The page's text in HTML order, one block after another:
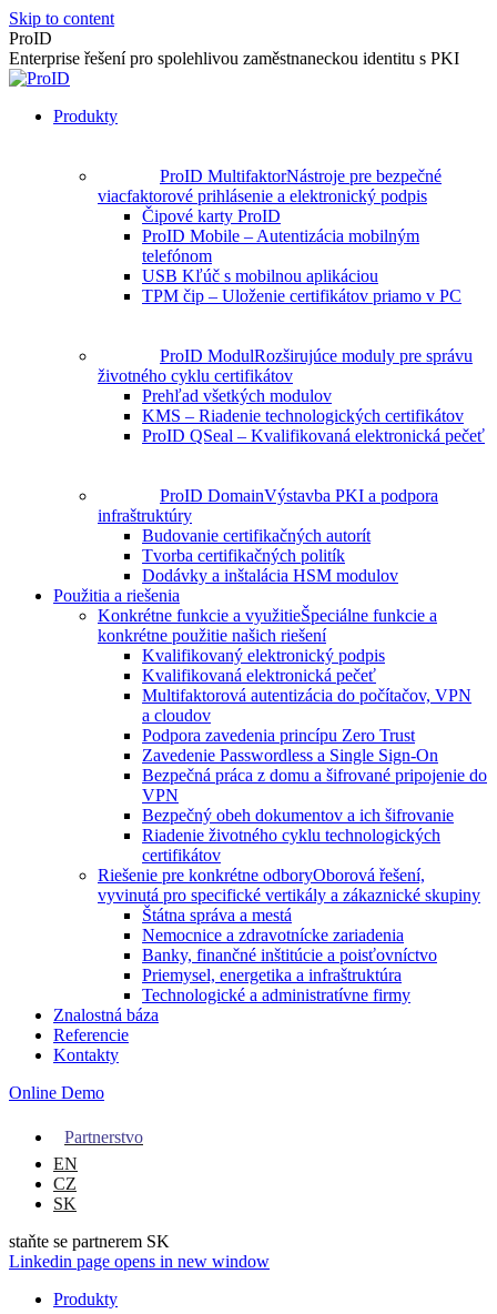
Skip to content
ProID
Enterprise řešení pro spolehlivou zaměstnaneckou identitu s PKI
Produkty
ProID MultifaktorNástroje pre bezpečné
viacfaktorové prihlásenie a elektronický podpis
Čipové karty ProID
ProID Mobile – Autentizácia mobilným
telefónom
USB Kľúč s mobilnou aplikáciou
TPM čip – Uloženie certifikátov priamo v PC
ProID ModulRozširujúce moduly pre správu
životného cyklu certifikátov
Prehľad všetkých modulov
KMS – Riadenie technologických certifikátov
ProID QSeal – Kvalifikovaná elektronická pečeť
ProID DomainVýstavba PKI a podpora
infraštruktúry
Budovanie certifikačných autorít
Tvorba certifikačných politík
Dodávky a inštalácia HSM modulov
Použitia a riešenia
Konkrétne funkcie a využitieŠpeciálne funkcie a
konkrétne použitie našich riešení
Kvalifikovaný elektronický podpis
Kvalifikovaná elektronická pečeť
Multifaktorová autentizácia do počítačov, VPN
a cloudov
Podpora zavedenia princípu Zero Trust
Zavedenie Passwordless a Single Sign-On
Bezpečná práca z domu a šifrované pripojenie do
VPN
Bezpečný obeh dokumentov a ich šifrovanie
Riadenie životného cyklu technologických
certifikátov
Riešenie pre konkrétne odboryOborová řešení,
vyvinutá pro specifické vertikály a zákaznické skupiny
Štátna správa a mestá
Nemocnice a zdravotnícke zariadenia
Banky, finančné inštitúcie a poisťovníctvo
Priemysel, energetika a infraštruktúra
Technologické a administratívne firmy
Znalostná báza
Referencie
Kontakty
Online Demo
Partnerstvo
EN
CZ
SK
staňte se partnerem SK
Linkedin page opens in new window
Produkty